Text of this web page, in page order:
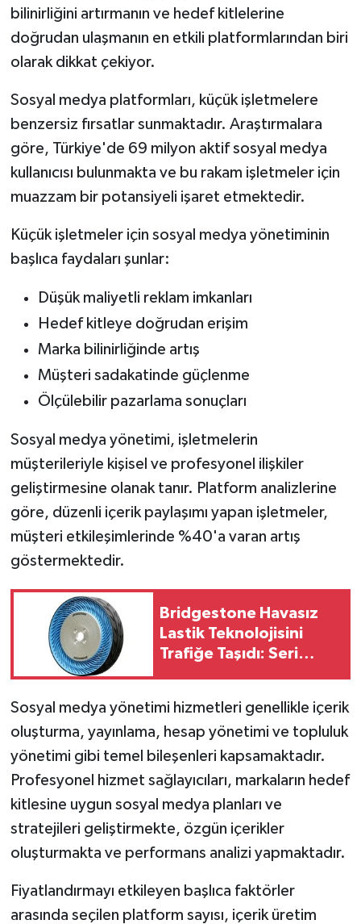
bilinirliğini artırmanın ve hedef kitlelerine
doğrudan ulaşmanın en etkili platformlarından biri
olarak dikkat çekiyor.
Sosyal medya platformları, küçük işletmelere
benzersiz fırsatlar sunmaktadır. Araştırmalara
göre, Türkiye'de 69 milyon aktif sosyal medya
kullanıcısı bulunmakta ve bu rakam işletmeler için
muazzam bir potansiyeli işaret etmektedir.
Küçük işletmeler için sosyal medya yönetiminin
başlıca faydaları şunlar:
Düşük maliyetli reklam imkanları
Hedef kitleye doğrudan erişim
Marka bilinirliğinde artış
Müşteri sadakatinde güçlenme
Ölçülebilir pazarlama sonuçları
Sosyal medya yönetimi, işletmelerin
müşterileriyle kişisel ve profesyonel ilişkiler
geliştirmesine olanak tanır. Platform analizlerine
göre, düzenli içerik paylaşımı yapan işletmeler,
müşteri etkileşimlerinde %40'a varan artış
göstermektedir.
Bridgestone Havasız
Lastik Teknolojisini
Trafiğe Taşıdı: Seri
Sosyal medya yönetimi hizmetleri genellikle içerik
oluşturma, yayınlama, hesap yönetimi ve topluluk
yönetimi gibi temel bileşenleri kapsamaktadır.
Profesyonel hizmet sağlayıcıları, markaların hedef
kitlesine uygun sosyal medya planları ve
stratejileri geliştirmekte, özgün içerikler
oluşturmakta ve performans analizi yapmaktadır.
Fiyatlandırmayı etkileyen başlıca faktörler
arasında seçilen platform sayısı, içerik üretim